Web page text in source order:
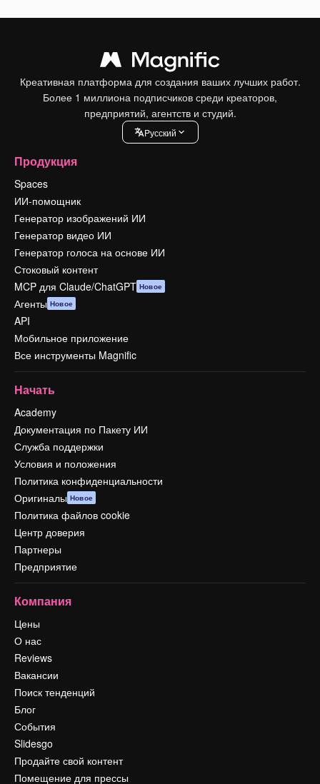
Креативная платформа для создания ваших лучших работ.
Более 1 миллиона подписчиков среди креаторов,
предприятий, агентств и студий.
Pусский
Продукция
Spaces
ИИ-помощник
Генератор изображений ИИ
Генератор видео ИИ
Генератор голоса на основе ИИ
Стоковый контент
MCP для Claude/ChatGPT Новое
Агенты Новое
API
Мобильное приложение
Все инструменты Magnific
Начать
Academy
Документация по Пакету ИИ
Служба поддержки
Условия и положения
Политика конфиденциальности
Оригиналы Новое
Политика файлов cookie
Центр доверия
Партнеры
Предприятие
Компания
Цены
О нас
Reviews
Вакансии
Поиск тенденций
Блог
События
Slidesgo
Продайте свой контент
Помещение для прессы